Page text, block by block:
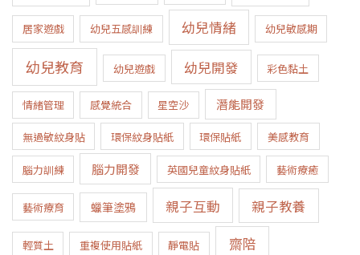
居家遊戲 幼兒五感訓練 幼兒情緒 幼兒敏感期
幼兒教育 幼兒遊戲 幼兒開發 彩色黏土
情緒管理 感覺統合 星空沙 潛能開發
無過敏紋身貼 環保紋身貼紙 環保貼紙 美感教育
腦力訓練 腦力開發 英國兒童紋身貼紙 藝術療癒
藝術療育 蠟筆塗鴉 親子互動 親子教養
輕質土 重複使用貼紙 靜電貼 齋陪